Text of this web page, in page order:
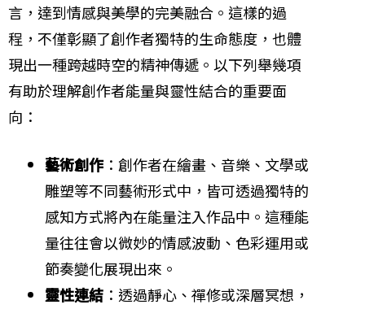
言，達到情感與美學的完美融合。這樣的過
程，不僅彰顯了創作者獨特的生命態度，也體
現出一種跨越時空的精神傳遞。以下列舉幾項
有助於理解創作者能量與靈性結合的重要面
向：
藝術創作：創作者在繪畫、音樂、文學或
雕塑等不同藝術形式中，皆可透過獨特的
感知方式將內在能量注入作品中。這種能
量往往會以微妙的情感波動、色彩運用或
節奏變化展現出來。
靈性連結 ：透過靜心、禪修或深層冥想，